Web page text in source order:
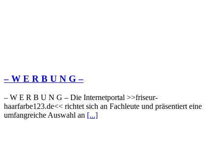
– W Ε R Β U Ν G –
– W Ε R Β U Ν G – Die Internetportal >>friseur-
haarfarbe123.de<< richtet sich an Fachleute und präsentiert eine
umfangreiche Auswahl an [...]